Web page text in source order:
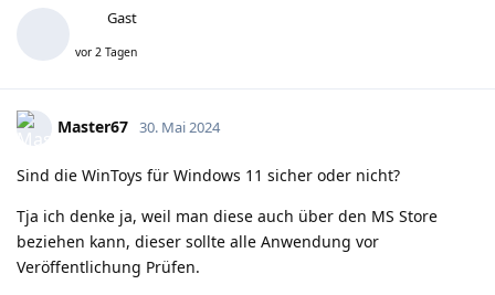
Gast
vor 2 Tagen
Master67 30. Mai 2024
Sind die WinToys für Windows 11 sicher oder nicht?
Tja ich denke ja, weil man diese auch über den MS Store
beziehen kann, dieser sollte alle Anwendung vor
Veröffentlichung Prüfen.